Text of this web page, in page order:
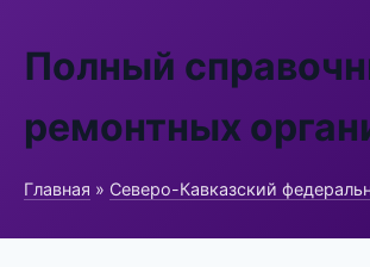
Полный
ремонтных
Главная » Северо-Кавказский